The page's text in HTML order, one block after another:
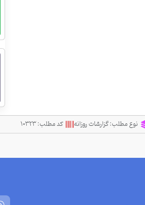
نوع مطلب:گزارشات روزانه کد مطلب:۱۰۳۲۳